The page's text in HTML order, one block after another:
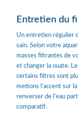
Entretien du
Un entretien régulier
sain. Selon votre
masses filtrantes de
et changer la ouate.
certains filtres sont
mettons l’accent sur
renverser de l’eau
comparatif.